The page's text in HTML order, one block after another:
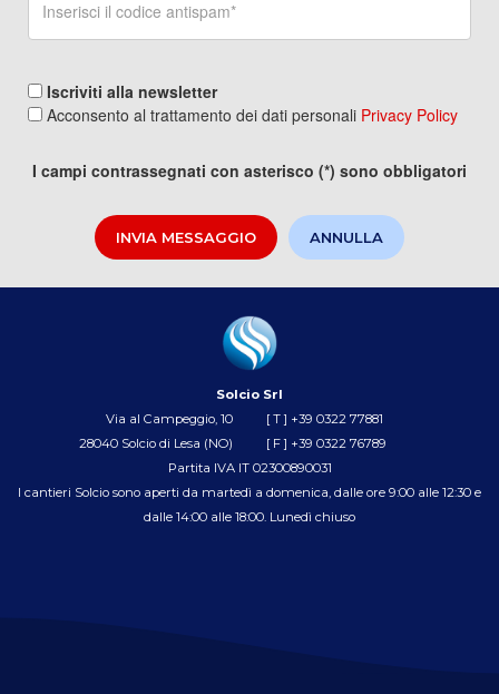
Iscriviti alla newsletter
Acconsento al trattamento dei dati personali Privacy Policy
I campi contrassegnati con asterisco (*) sono obbligatori
Solcio Srl
Via al Campeggio, 10
28040 Solcio di Lesa (NO)
[ T ] +39 0322 77881
[ F ] +39 0322 76789
Partita IVA IT 02300890031
I cantieri Solcio sono aperti da martedì a domenica, dalle ore 9:00 alle 12:30 e
dalle 14:00 alle 18:00. Lunedì chiuso